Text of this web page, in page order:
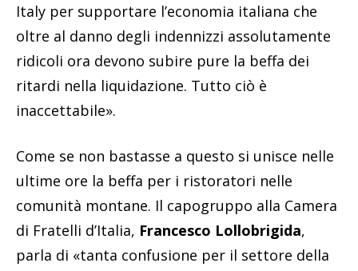
Italy per supportare l’economia italiana che
oltre al danno degli indennizzi assolutamente
ridicoli ora devono subire pure la beffa dei
ritardi nella liquidazione. Tutto ciò è
inaccettabile».
Come se non bastasse a questo si unisce nelle
ultime ore la beffa per i ristoratori nelle
comunità montane. Il capogruppo alla Camera
di Fratelli d’Italia, Francesco Lollobrigida,
parla di «tanta confusione per il settore della